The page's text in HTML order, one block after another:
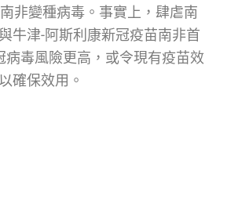
非變種病毒。事實上，肆虐南
牛津-阿斯利康新冠疫苗南非首
毒風險更高，或令現有疫苗效
確保效用。